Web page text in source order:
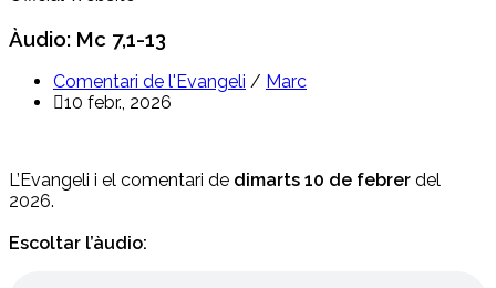
Àudio: Mc 7,1-13
Comentari de l'Evangeli / Marc
10 febr., 2026
L’Evangeli i el comentari de dimarts 10 de febrer del
2026.
Escoltar l’àudio: